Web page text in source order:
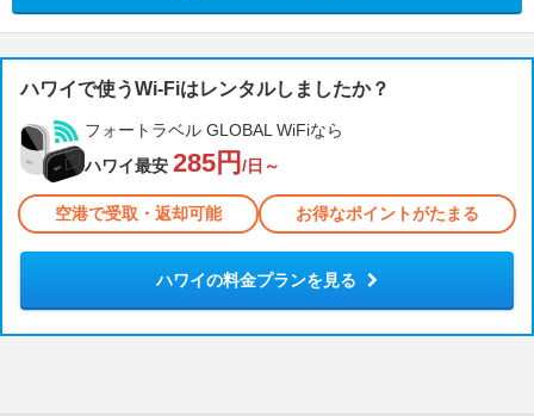
ハワイで使うWi-Fiはレンタルしましたか？
フォートラベル GLOBAL WiFiなら
ハワイ最安 285円 /日～
空港で受取・返却可能 お得なポイントがたまる
ハワイの料金プランを見る